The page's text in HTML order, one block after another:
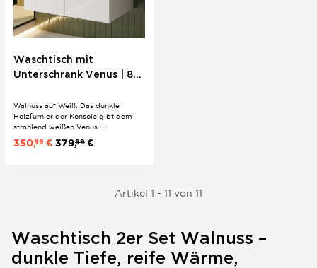
Waschtisch mit
Unterschrank Venus | 80
Walnuss
Walnuss auf Weiß: Das dunkle
Holzfurnier der Konsole gibt dem
strahlend weißen Venus-
Note. Oval, matt, grifflos – mit
350,99 € 379,99€
Artikel 1 - 11 von 11
Waschtisch 2er Set Walnuss –
dunkle Tiefe, reife Wärme,